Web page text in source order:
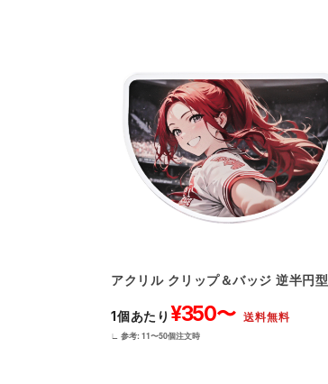
アクリル クリップ＆バッジ 逆半円型
1個あたり ¥350〜 送料無料
∟ 参考: 11〜50個注文時